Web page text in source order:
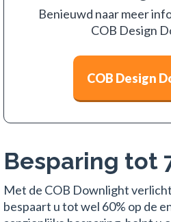
Benieuwd naar meer
COB Design
COB Design
Besparing tot
Met de COB Downlight
bespaart u tot wel 60% op de